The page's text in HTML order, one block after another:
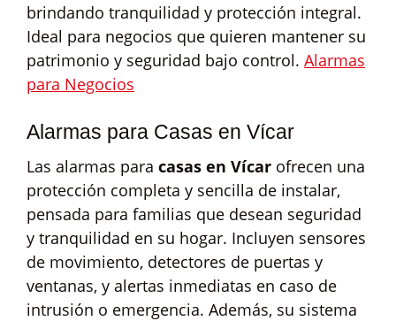
brindando tranquilidad y protección integral.
Ideal para negocios que quieren mantener su
patrimonio y seguridad bajo control. Alarmas
para Negocios
Alarmas para Casas en Vícar
Las alarmas para casas en Vícar ofrecen una
protección completa y sencilla de instalar,
pensada para familias que desean seguridad
y tranquilidad en su hogar. Incluyen sensores
de movimiento, detectores de puertas y
ventanas, y alertas inmediatas en caso de
intrusión o emergencia. Además, su sistema